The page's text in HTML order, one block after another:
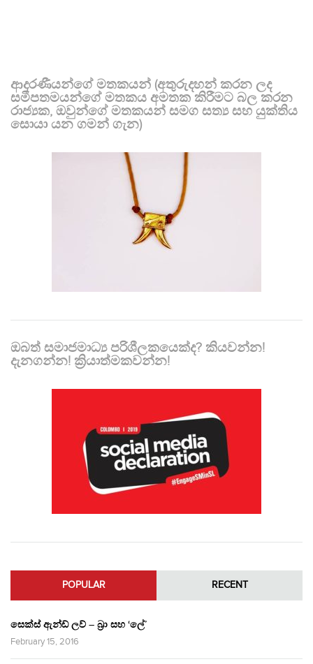
ආදරණීයන්ගේ මතකයන් (අතුරුදහන් කරන ලද
සමීපතමයන්ගේ මතකය අමතක කිරීමට බල කරන
රාජ්‍යක, ඔවුන්ගේ මතකයන් සමග සත්‍ය සහ යුක්තිය
සොයා යන ගමන් ගැන)
ඔබත් සමාජමාධ්‍ය පරිශීලකයෙක්ද? කියවන්න!
දැනගන්න! ක්‍රියාත්මකවන්න!
POPULAR RECENT
සෙක්ස් ඇන්ඩ් ලව් – බ්‍රා සහ ‘ලේ’
February 15, 2016